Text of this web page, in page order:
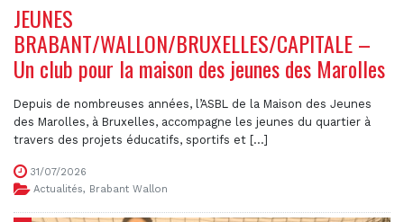
JEUNES
BRABANT/WALLON/BRUXELLES/CAPITALE –
Un club pour la maison des jeunes des Marolles
Depuis de nombreuses années, l’ASBL de la Maison des Jeunes
des Marolles, à Bruxelles, accompagne les jeunes du quartier à
travers des projets éducatifs, sportifs et [...]
31/07/2026
Actualités, Brabant Wallon